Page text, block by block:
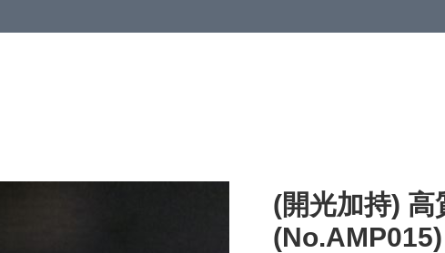
(開光加持) 高
(No.AMP015)